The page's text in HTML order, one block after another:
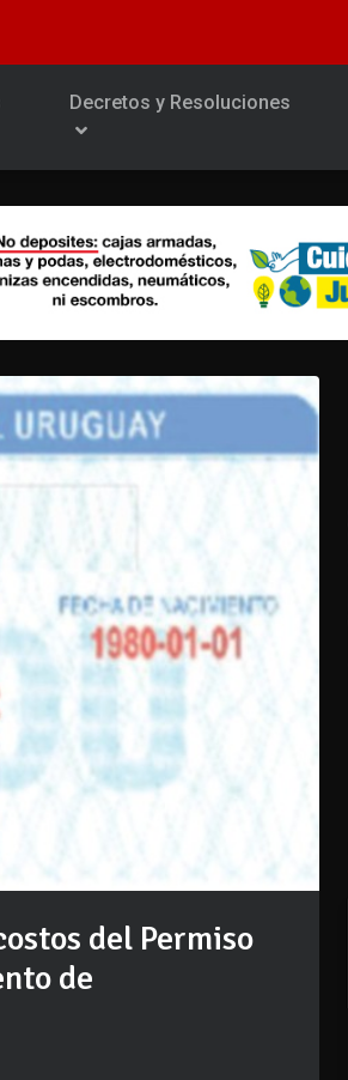
Decretos y Resoluciones
del Permiso
de